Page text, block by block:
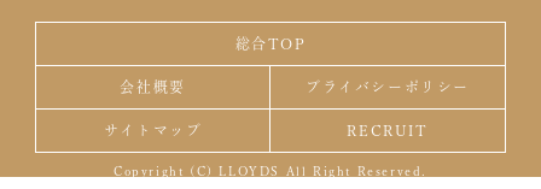
総合TOP
会社概要 プライバシーポリシー
サイトマップ RECRUIT
Copyright (C) LLOYDS All Right Reserved.